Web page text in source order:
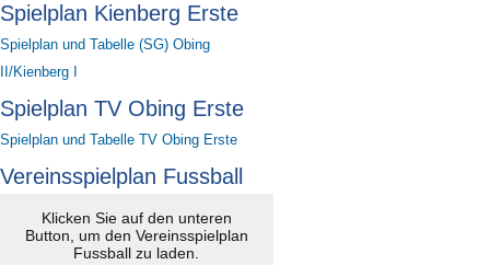
Spielplan Kienberg Erste
Spielplan und Tabelle (SG) Obing
II/Kienberg I
Spielplan TV Obing Erste
Spielplan und Tabelle TV Obing Erste
Vereinsspielplan Fussball
Klicken Sie auf den unteren
Button, um den Vereinsspielplan
Fussball zu laden.